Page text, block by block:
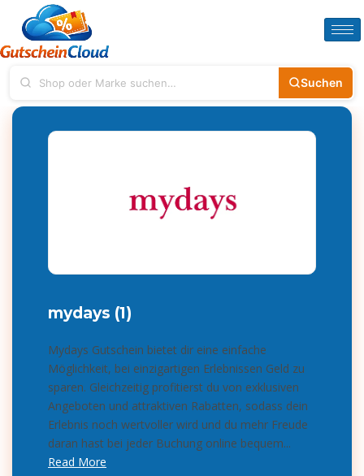
Suchen
mydays (1)
Mydays Gutschein bietet dir eine einfache
Möglichkeit, bei einzigartigen Erlebnissen Geld zu
sparen. Gleichzeitig profitierst du von exklusiven
Angeboten und attraktiven Rabatten, sodass dein
Erlebnis noch wertvoller wird und du mehr Freude
daran hast bei jeder Buchung online bequem...
Read More